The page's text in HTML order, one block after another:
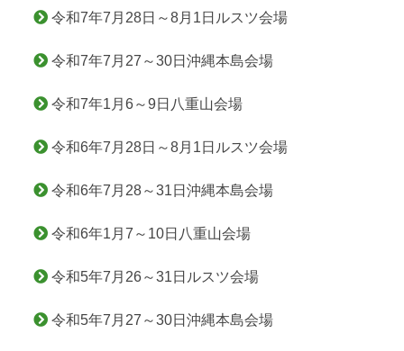
令和7年7月28日～8月1日ルスツ会場
令和7年7月27～30日沖縄本島会場
令和7年1月6～9日八重山会場
令和6年7月28日～8月1日ルスツ会場
令和6年7月28～31日沖縄本島会場
令和6年1月7～10日八重山会場
令和5年7月26～31日ルスツ会場
令和5年7月27～30日沖縄本島会場